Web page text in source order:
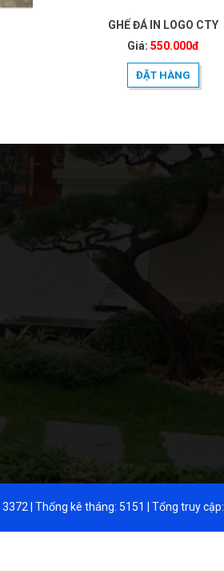
GHẾ ĐÁ IN LOGO CTY
Giá: 550.000đ
ĐẶT HÀNG
3372 | Thống kê tháng: 5151 | Tổng truy cập: